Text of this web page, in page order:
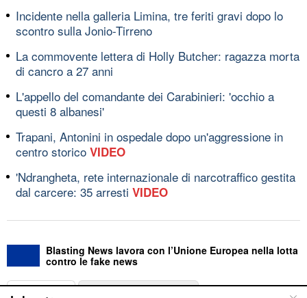
Incidente nella galleria Limina, tre feriti gravi dopo lo
scontro sulla Jonio-Tirreno
La commovente lettera di Holly Butcher: ragazza morta
di cancro a 27 anni
L'appello del comandante dei Carabinieri: 'occhio a
questi 8 albanesi'
Trapani, Antonini in ospedale dopo un'aggressione in
centro storico VIDEO
'Ndrangheta, rete internazionale di narcotraffico gestita
dal carcere: 35 arresti VIDEO
Blasting News lavora con l’Unione Europea nella lotta
contro le fake news